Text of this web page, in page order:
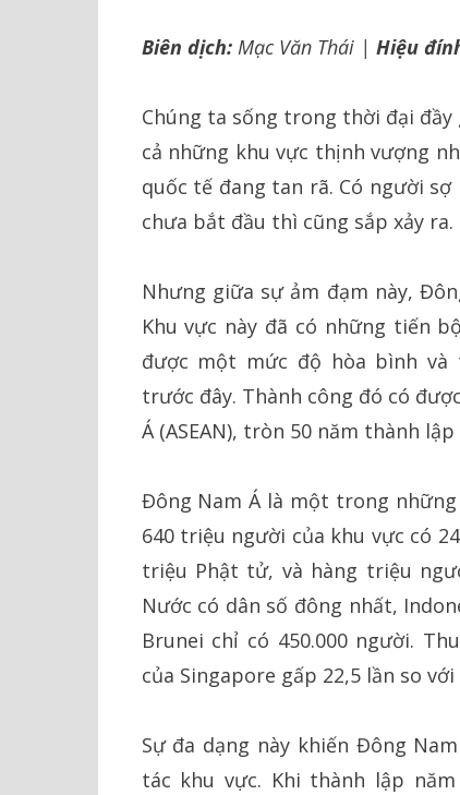
Biên dịch:Mạc Văn Thái | Hiệu
Chúng ta sống trong thời đại
cả những khu vực thịnh vượng
quốc tế đang tan rã. Có người
chưa bắt đầu thì cũng sắp xảy ra.
Nhưng giữa sự ảm đạm này,
Khu vực này đã có những tiến
được một mức độ hòa bình và
trước đây. Thành công đó có
Á (ASEAN), tròn 50 năm thành
Đông Nam Á là một trong
640 triệu người của khu vực có
triệu Phật tử, và hàng triệu
Nước có dân số đông nhất,
Brunei chỉ có 450.000 người.
của Singapore gấp 22,5 lần so với
Sự đa dạng này khiến Đông
tác khu vực. Khi thành lập